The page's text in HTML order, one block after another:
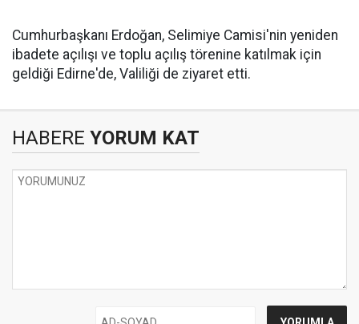
Cumhurbaşkanı Erdoğan, Selimiye Camisi'nin yeniden
ibadete açılışı ve toplu açılış törenine katılmak için
geldiği Edirne'de, Valiliği de ziyaret etti.
HABERE YORUM KAT